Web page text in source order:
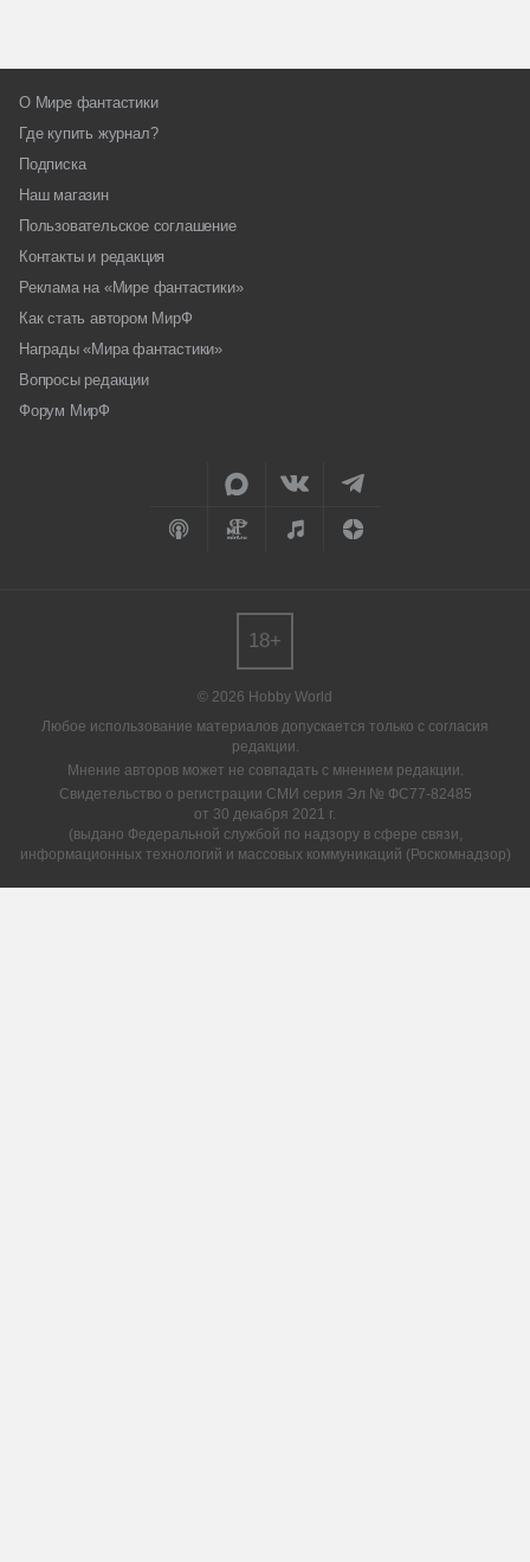
О Мире фантастики
Где купить журнал?
Подписка
Наш магазин
Пользовательское соглашение
Контакты и редакция
Реклама на «Мире фантастики»
Как стать автором МирФ
Награды «Мира фантастики»
Вопросы редакции
Форум МирФ
© 2026 Hobby World
Любое использование материалов допускается только с согласия
редакции.
Мнение авторов может не совпадать с мнением редакции.
Свидетельство о регистрации СМИ серия Эл № ФС77-82485
от 30 декабря 2021 г.
(выдано Федеральной службой по надзору в сфере связи,
информационных технологий и массовых коммуникаций (Роскомнадзор)
18+